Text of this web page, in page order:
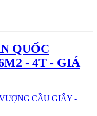
QUỐC
- 4T - GIÁ